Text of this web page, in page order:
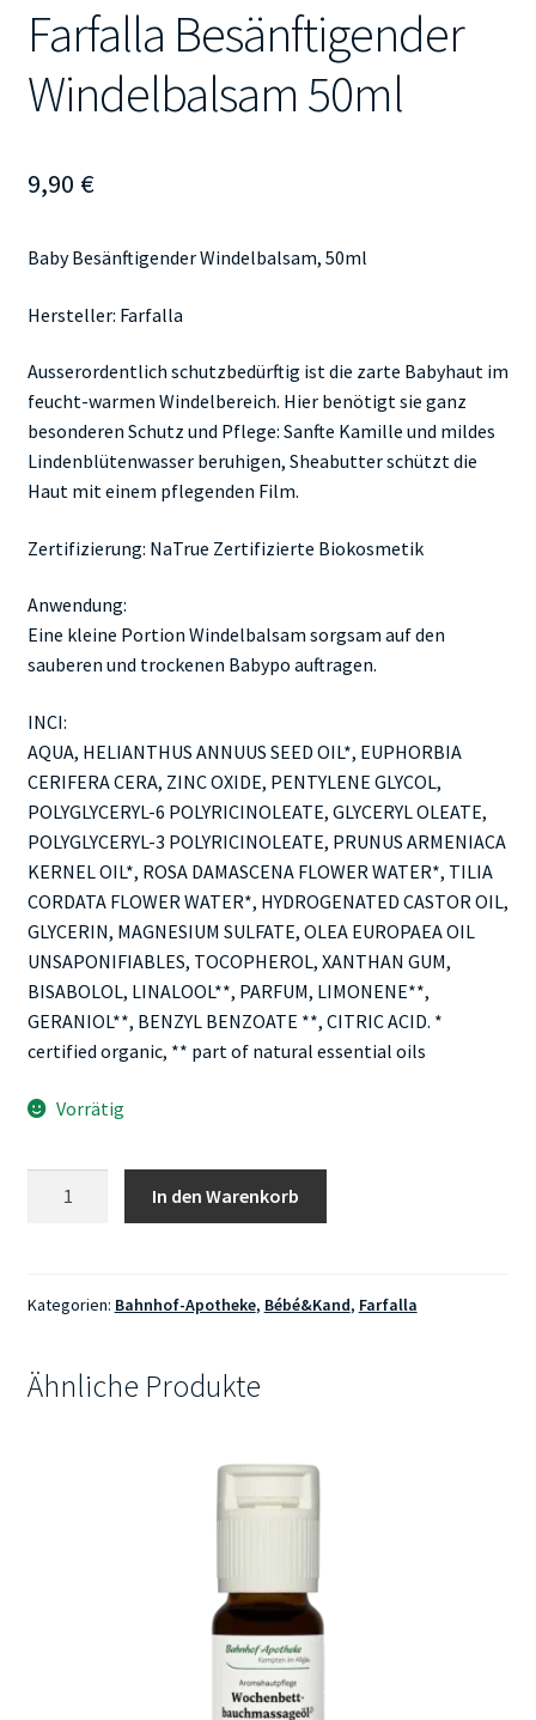
Farfalla Besänftigender
Windelbalsam 50ml
9,90 €
Baby Besänftigender Windelbalsam, 50ml
Hersteller: Farfalla
Ausserordentlich schutzbedürftig ist die zarte Babyhaut im
feucht-warmen Windelbereich. Hier benötigt sie ganz
besonderen Schutz und Pflege: Sanfte Kamille und mildes
Lindenblütenwasser beruhigen, Sheabutter schützt die
Haut mit einem pflegenden Film.
Zertifizierung: NaTrue Zertifizierte Biokosmetik
Anwendung:
Eine kleine Portion Windelbalsam sorgsam auf den
sauberen und trockenen Babypo auftragen.
INCI:
AQUA, HELIANTHUS ANNUUS SEED OIL*, EUPHORBIA
CERIFERA CERA, ZINC OXIDE, PENTYLENE GLYCOL,
POLYGLYCERYL-6 POLYRICINOLEATE, GLYCERYL OLEATE,
POLYGLYCERYL-3 POLYRICINOLEATE, PRUNUS ARMENIACA
KERNEL OIL*, ROSA DAMASCENA FLOWER WATER*, TILIA
CORDATA FLOWER WATER*, HYDROGENATED CASTOR OIL,
GLYCERIN, MAGNESIUM SULFATE, OLEA EUROPAEA OIL
UNSAPONIFIABLES, TOCOPHEROL, XANTHAN GUM,
BISABOLOL, LINALOOL**, PARFUM, LIMONENE**,
GERANIOL**, BENZYL BENZOATE **, CITRIC ACID. *
certified organic, ** part of natural essential oils
Vorrätig
Menge
In den Warenkorb
Kategorien: Bahnhof-Apotheke, Bébé&Kand, Farfalla
Ähnliche Produkte